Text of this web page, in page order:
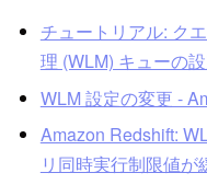
チュートリアル: ク
理 (WLM) キューの
WLM 設定の変更 -
Amazon Redshift:
リ同時実行制限値